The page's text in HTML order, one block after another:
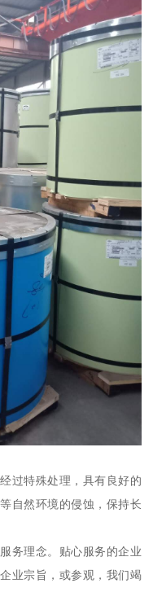
过特殊处理，具有良好的
自然环境的侵蚀，保持长
务理念。贴心服务的企业
业宗旨，或参观，我们竭